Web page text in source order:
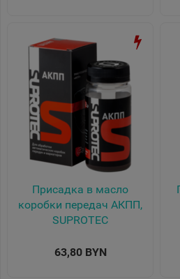
Присадка в масло
коробки передач АКПП,
SUPROTEC
63,80 BYN